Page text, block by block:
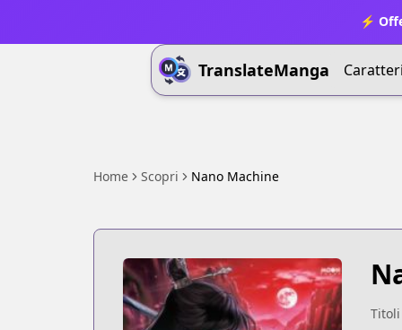
⚡
TranslateManga
Home Scopri Nano Machine